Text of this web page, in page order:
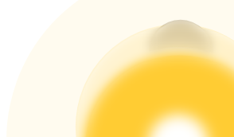
BTC Flexible Staking | Daily Rewards